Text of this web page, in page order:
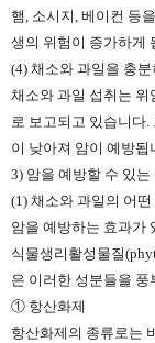
햄, 소시지, 베이컨 등
생의 위험이 증가하게
(4) 채소와 과일을 충
채소와 과일 섭취는 위
로 보고되고 있습니다
이 낮아져 암이 예방됩
3) 암을 예방할 수 있
(1) 채소와 과일의 어
암을 예방하는 효과가
식물생리활성물질
은 이러한 성분들을
① 항산화제
항산화제의 종류로는